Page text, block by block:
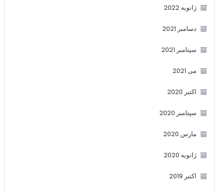
ژانویه 2022
دسامبر 2021
سپتامبر 2021
می 2021
اکتبر 2020
سپتامبر 2020
مارس 2020
ژانویه 2020
اکتبر 2019